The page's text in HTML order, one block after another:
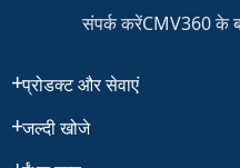
संपर्क करेंCMV360 के
प्रोडक्ट और सेवाएं
जल्दी खोजे